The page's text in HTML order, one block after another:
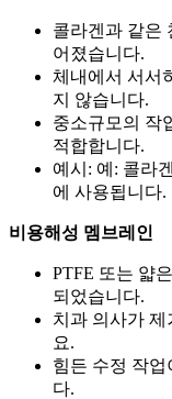
콜라겐과 같은
어졌습니다.
체내에서 서서
지 않습니다.
중소규모의 작
적합합니다.
예시: 예: 콜라
에 사용됩니다.
비용해성 멤브레인
PTFE 또는 얇
되었습니다.
치과 의사가 제
요.
힘든 수정 작업
다.